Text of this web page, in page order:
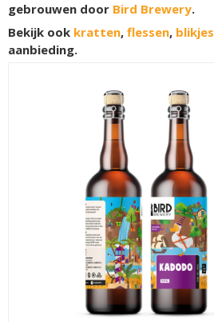
gebrouwen door Bird Brewery.
Bekijk ook kratten, flessen, blikjes
aanbieding.